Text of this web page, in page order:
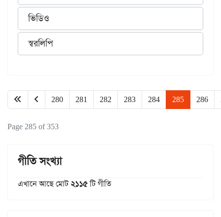
ভিডিও
স্বরলিপি
280 281 282 283 284 285 286
Page 285 of 353
গীতি সংখ্যা
এখানে আছে মোট২১১৫টি গীতি